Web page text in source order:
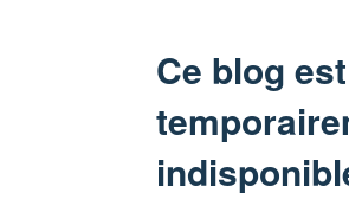
Ce blog est